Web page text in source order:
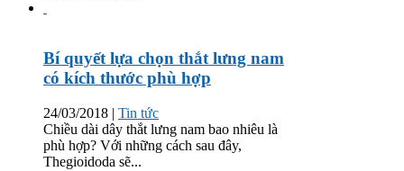
Bí quyết lựa chọn thắt lưng nam
có kích thước phù hợp
24/03/2018 | Tin tức
Chiều dài dây thắt lưng nam bao nhiêu là
phù hợp? Với những cách sau đây,
Thegioidoda sẽ...